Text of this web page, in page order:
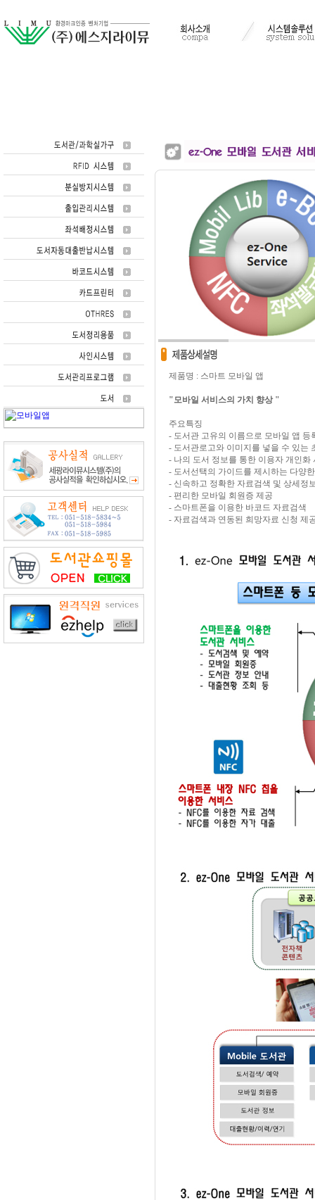
제품명 : 스마트 모바일 앱
"모바일 서비스의 가치 향상 "
주요특징
- 도서관 고유의 이름으로 모바일 앱 등
- 도서관로고와 이미지를 넣을 수 있는
- 나의 도서 정보를 통한 이용자 개인화
- 도서선택의 가이드를 제시하는 다양
- 신속하고 정확한 자료검색 및 상세정
- 편리한 모바일 회원증 제공
- 스마트폰을 이용한 바코드 자료검색
- 자료검색과 연동된 희망자료 신청 제